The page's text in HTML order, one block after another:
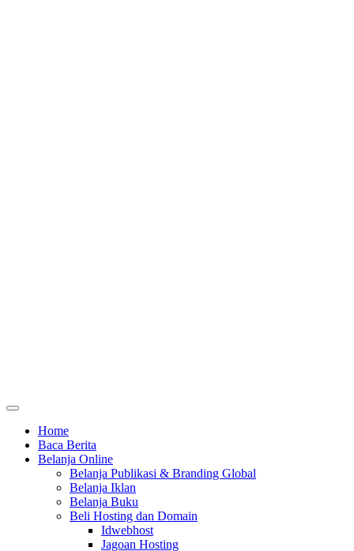
Home
Baca Berita
Belanja Online
Belanja Publikasi & Branding Global
Belanja Iklan
Belanja Buku
Beli Hosting dan Domain
Idwebhost
Jagoan Hosting